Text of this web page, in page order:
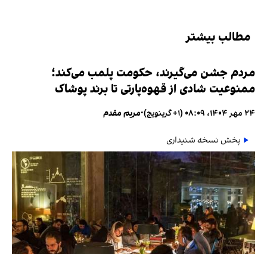
مطالب بیشتر
مردم جشن می‌گیرند، حکومت پلمب می‌کند؛
ممنوعیت شادی از قهوه‌پارتی تا برند پوشاک
۲۴ مهر ۱۴۰۴، ۰۸:۰۹ (‎+۱ گرینویچ) •مریم مقدم
پخش نسخه شنیداری